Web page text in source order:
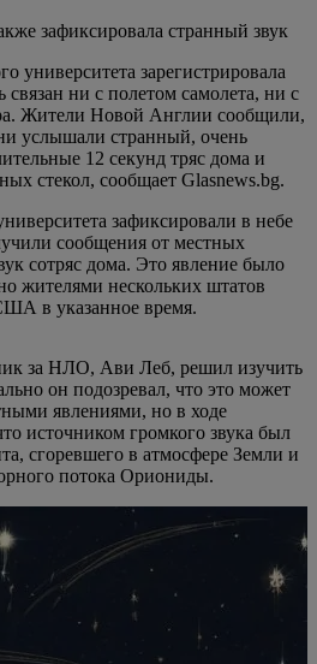
зафиксировала странный звук
университета зарегистрировала
ни с полетом самолета, ни с
Жители Новой Англии сообщили,
услышали странный, очень
12 секунд тряс дома и
стекол, сообщает Glasnews.bg.
зафиксировали в небе
сообщения от местных
сотряс дома. Это явление было
жителями нескольких штатов
в указанное время.
за НЛО, Ави Леб, решил изучить
он подозревал, что это может
явлениями, но в ходе
источником громкого звука был
сгоревшего в атмосфере Земли и
потока Ориониды.